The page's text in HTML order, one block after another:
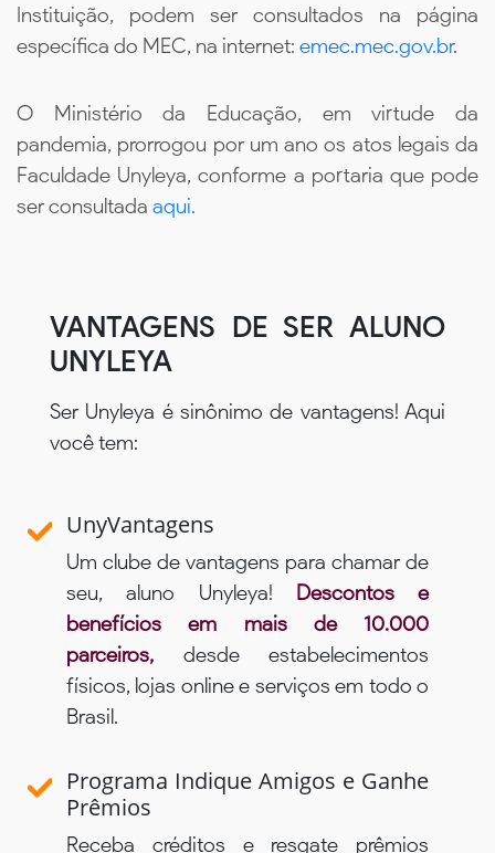
Instituição, podem ser consultados na página
específica do MEC, na internet: emec.mec.gov.br.
O Ministério da Educação, em virtude da
pandemia, prorrogou por um ano os atos legais da
Faculdade Unyleya, conforme a portaria que pode
ser consultada aqui.
VANTAGENS DE SER ALUNO
UNYLEYA
Ser Unyleya é sinônimo de vantagens! Aqui
você tem:
UnyVantagens
Um clube de vantagens para chamar de
seu, aluno Unyleya! Descontos e
benefícios em mais de 10.000
parceiros, desde estabelecimentos
físicos, lojas online e serviços em todo o
Brasil.
Programa Indique Amigos e Ganhe
Prêmios
Receba créditos e resgate prêmios